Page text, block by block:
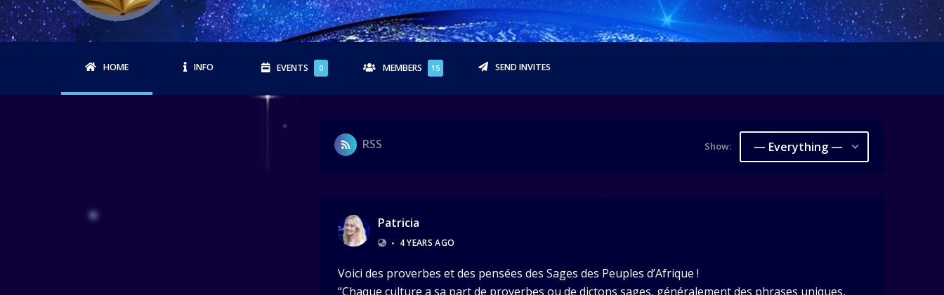
HOME INFO EVENTS 0 MEMBERS 15 SEND INVITES
RSS Show: — Everything —
Patricia
• 4 YEARS AGO
Voici des proverbes et des pensées des Sages des Peuples d’Afrique !
“Chaque culture a sa part de proverbes ou de dictons sages, généralement des phrases uniques,